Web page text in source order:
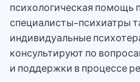
психологическая помощь
специалисты-психиатры
индивидуальные
консультируют по
и поддержки в процессе